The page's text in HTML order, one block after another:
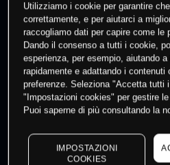
questo prodotto
Fai
I prezzi sono solo indicativi.
dati di mercato
to
Utilizziamo i cookie per garantire
correttamente, e per aiutarci a
raccogliamo dati per capire come le
Dando il consenso a tutti i cookie,
esperienza, per esempio, aiutando
rapidamente e adattando i contenuti
preferenze. Seleziona "Accetta tutti
"Impostazioni cookies" per gestire
Puoi saperne di più consultando la
IMPOSTAZIONI
COOKIES